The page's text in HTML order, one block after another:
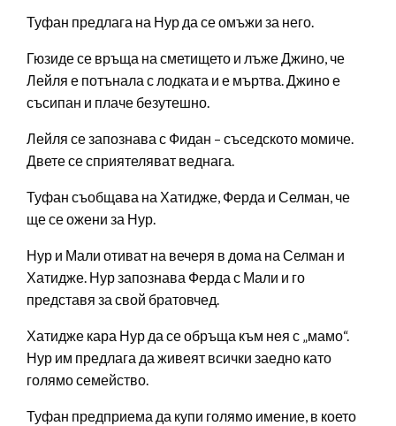
Туфан предлага на Нур да се омъжи за него.
Гюзиде се връща на сметището и лъже Джино, че
Лейля е потънала с лодката и е мъртва. Джино е
съсипан и плаче безутешно.
Лейля се запознава с Фидан – съседското момиче.
Двете се сприятеляват веднага.
Туфан съобщава на Хатидже, Ферда и Селман, че
ще се ожени за Нур.
Нур и Мали отиват на вечеря в дома на Селман и
Хатидже. Нур запознава Ферда с Мали и го
представя за свой братовчед.
Хатидже кара Нур да се обръща към нея с „мамо“.
Нур им предлага да живеят всички заедно като
голямо семейство.
Туфан предприема да купи голямо имение, в което